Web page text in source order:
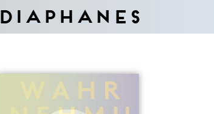
Diaphanes